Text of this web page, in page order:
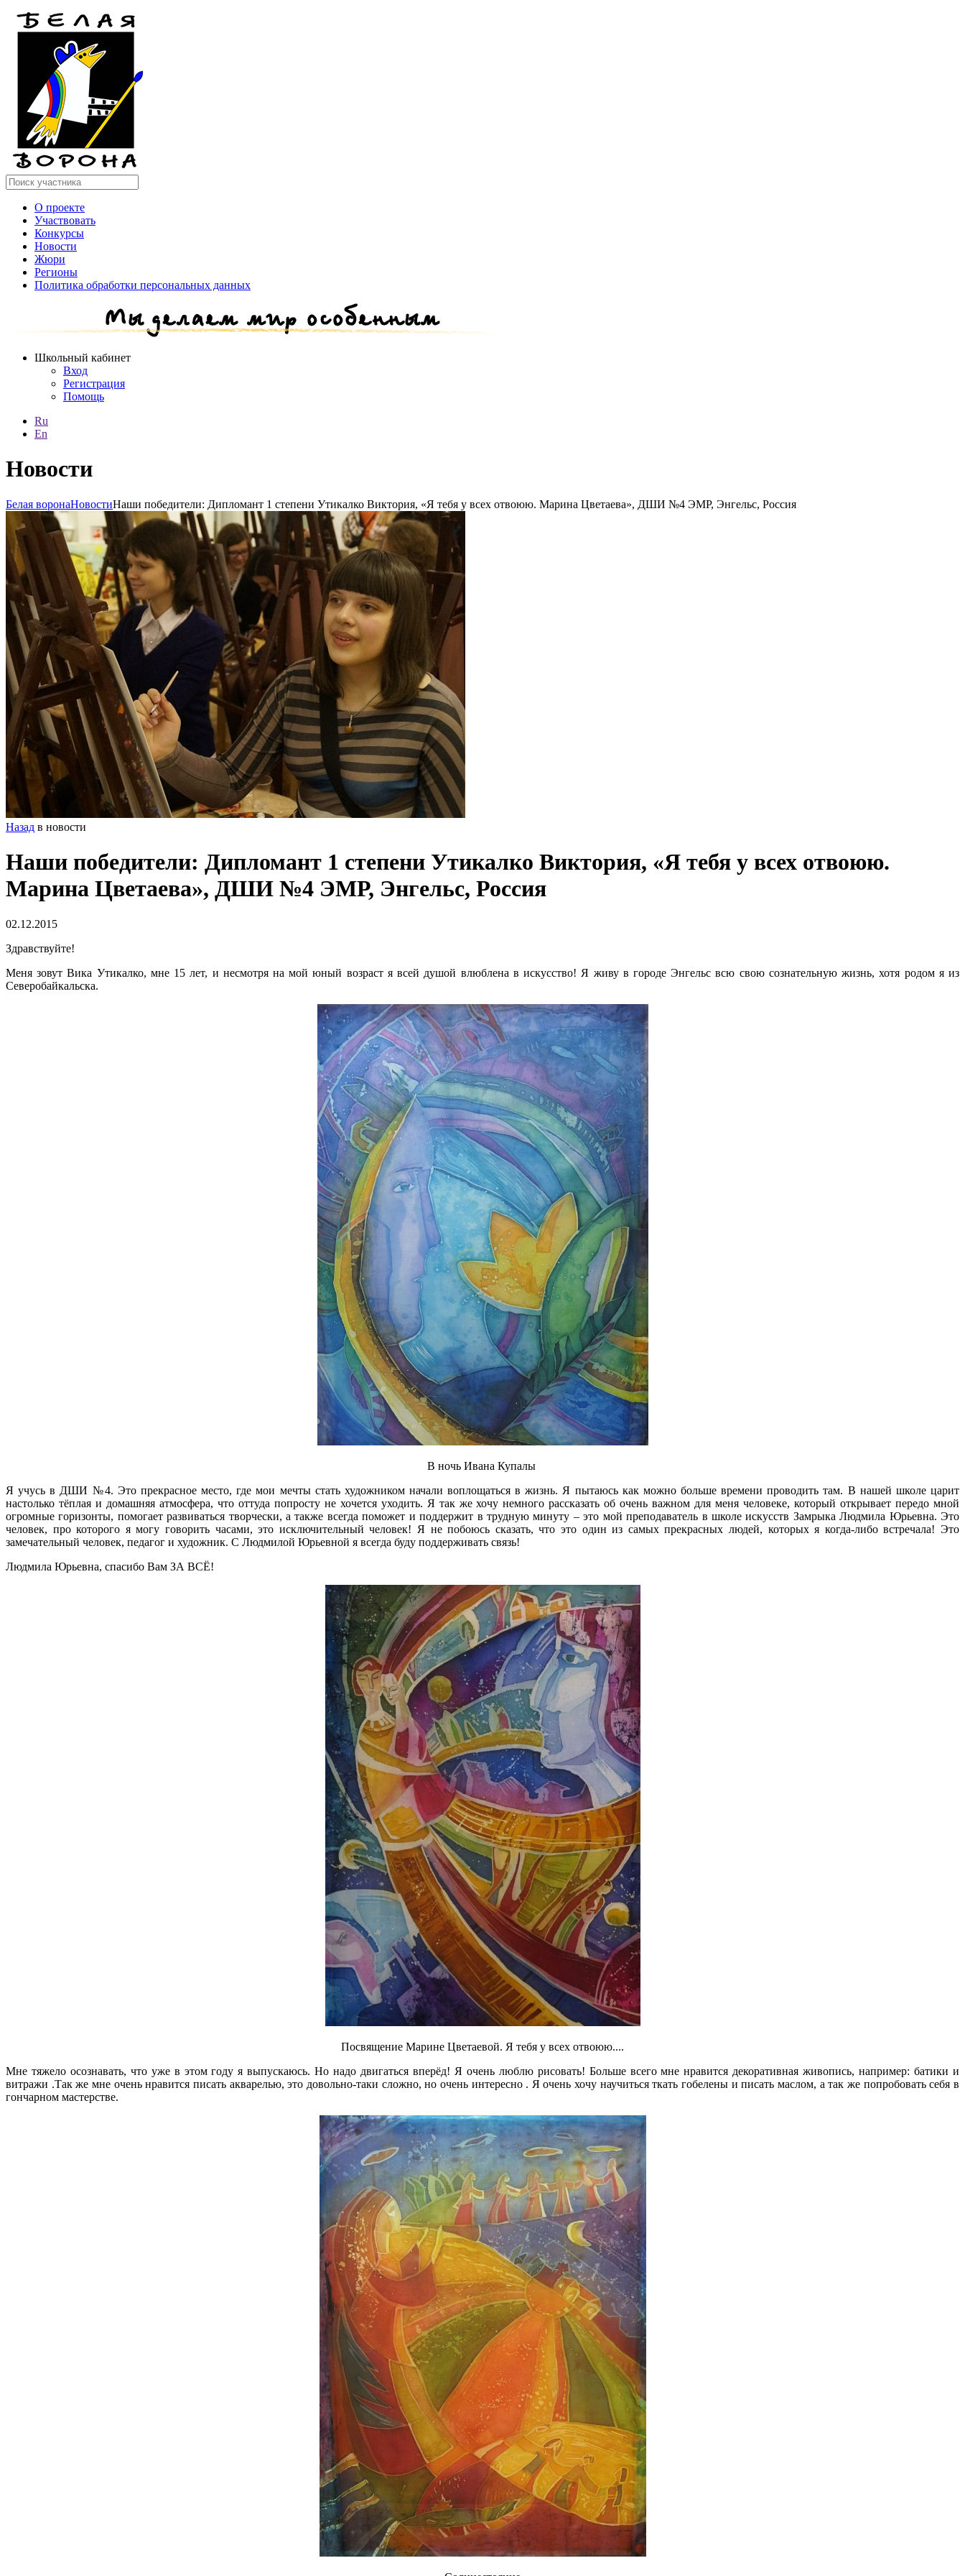
О проекте
Участвовать
Конкурсы
Новости
Жюри
Регионы
Политика обработки персональных данных
Школьный кабинет
Вход
Регистрация
Помощь
Ru
En
Новости
Белая воронаНовостиНаши победители: Дипломант 1 степени Утикалко Виктория, «Я тебя у всех отвоюю. Марина Цветаева», ДШИ №4 ЭМР, Энгельс, Россия
Назад в новости
Наши победители: Дипломант 1 степени Утикалко Виктория, «Я тебя у всех отвоюю.
Марина Цветаева», ДШИ №4 ЭМР, Энгельс, Россия
02.12.2015
Здравствуйте!
Меня зовут Вика Утикалко, мне 15 лет, и несмотря на мой юный возраст я всей душой влюблена в искусство! Я живу в городе Энгельс всю свою сознательную жизнь, хотя родом я из
Северобайкальска.
В ночь Ивана Купалы
Я учусь в ДШИ №4. Это прекрасное место, где мои мечты стать художником начали воплощаться в жизнь. Я пытаюсь как можно больше времени проводить там. В нашей школе царит
настолько тёплая и домашняя атмосфера, что оттуда попросту не хочется уходить. Я так же хочу немного рассказать об очень важном для меня человеке, который открывает передо мной
огромные горизонты, помогает развиваться творчески, а также всегда поможет и поддержит в трудную минуту – это мой преподаватель в школе искусств Замрыка Людмила Юрьевна. Это
человек, про которого я могу говорить часами, это исключительный человек! Я не побоюсь сказать, что это один из самых прекрасных людей, которых я когда-либо встречала! Это
замечательный человек, педагог и художник. С Людмилой Юрьевной я всегда буду поддерживать связь!
Людмила Юрьевна, спасибо Вам ЗА ВСЁ!
Посвящение Марине Цветаевой. Я тебя у всех отвоюю....
Мне тяжело осознавать, что уже в этом году я выпускаюсь. Но надо двигаться вперёд! Я очень люблю рисовать! Больше всего мне нравится декоративная живопись, например: батики и
витражи .Так же мне очень нравится писать акварелью, это довольно-таки сложно, но очень интересно . Я очень хочу научиться ткать гобелены и писать маслом, а так же попробовать себя в
гончарном мастерстве.